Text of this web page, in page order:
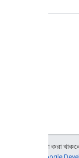
অন্য কিছু উল্লেখ না করা